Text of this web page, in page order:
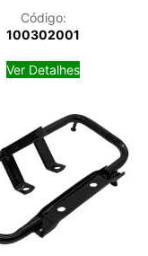
Código:
100302001
Ver Detalhes